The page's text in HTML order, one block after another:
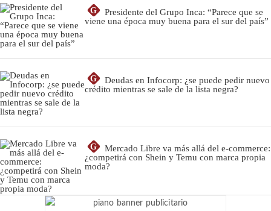
G
Presidente del Grupo Inca: “Parece que se
viene una época muy buena para el sur del país”
G
Deudas en Infocorp: ¿se puede pedir nuevo
crédito mientras se sale de la lista negra?
G
Mercado Libre va más allá del e-commerce:
¿competirá con Shein y Temu con marca propia
moda?